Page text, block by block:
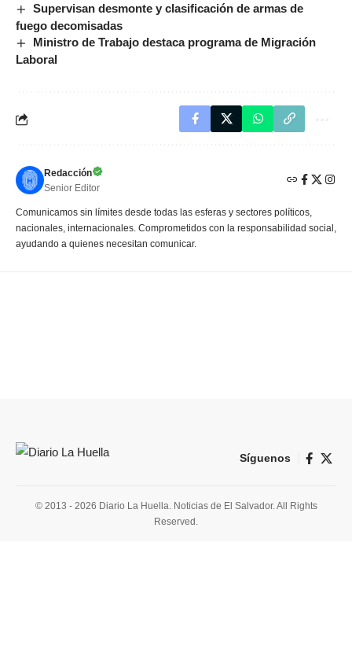
Supervisan desmonte y clasificación de armas de
fuego decomisadas
Ministro de Trabajo destaca programa de Migración
Laboral
Redacción
Senior Editor
Comunicamos sin límites desde todas las esferas y sectores políticos,
nacionales, internacionales. Comprometidos con la responsabilidad social,
ayudando a quienes necesitan comunicar.
Síguenos
© 2013 - 2026 Diario La Huella. Noticias de El Salvador. All Rights
Reserved.